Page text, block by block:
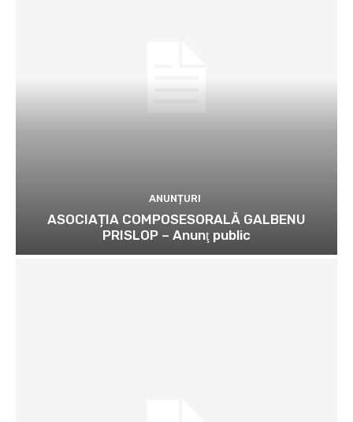
ANUNȚURI
ASOCIAȚIA COMPOSESORALĂ GALBENU
PRISLOP – Anunţ public